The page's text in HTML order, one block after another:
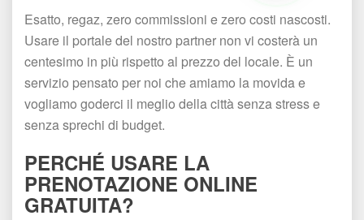
Esatto, regaz, zero commissioni e zero costi nascosti.
Usare il portale del nostro partner non vi costerà un
centesimo in più rispetto al prezzo del locale. È un
ervizio pensato per noi che amiamo la movida e
vogliamo goderci il meglio della città senza stress e
enza sprechi di budget.
PERCHÉ USARE LA
PRENOTAZIONE ONLINE
GRATUITA?